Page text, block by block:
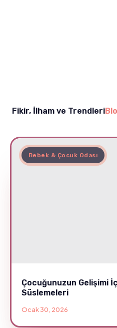
Fikir, İlham ve Trendleri
Bebek & Çocuk Odası
Çocuğunuzun Gelişimi
Süslemeleri
Ocak 30, 2026